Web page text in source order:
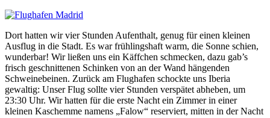
Dort hatten wir vier Stunden Aufenthalt, genug für einen kleinen
Ausflug in die Stadt. Es war frühlingshaft warm, die Sonne schien,
wunderbar! Wir ließen uns ein Käffchen schmecken, dazu gab’s
frisch geschnittenen Schinken von an der Wand hängenden
Schweinebeinen. Zurück am Flughafen schockte uns Iberia
gewaltig: Unser Flug sollte vier Stunden verspätet abheben, um
23:30 Uhr. Wir hatten für die erste Nacht ein Zimmer in einer
kleinen Kaschemme namens „Falow“ reserviert, mitten in der Nacht